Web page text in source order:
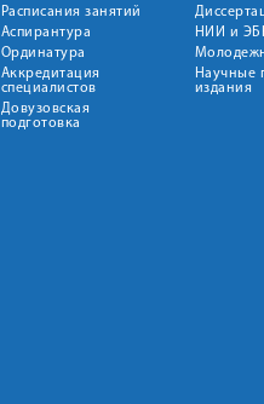
Расписания занятий
Аспирантура
Ординатура
Аккредитация
специалистов
Довузовская
подготовка
НИИ и
Научные
издания